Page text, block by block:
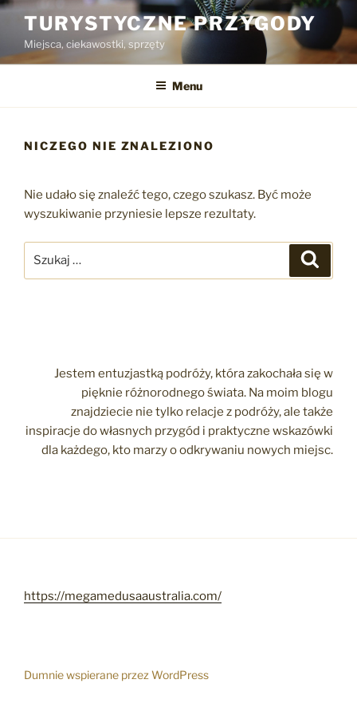
Przejdź
treści
TURYSTYCZNE PRZYGODY
Miejsca, ciekawostki, sprzęty
Menu
NICZEGO NIE ZNALEZIONO
Nie udało się znaleźć tego, czego szukasz. Być może
wyszukiwanie przyniesie lepsze rezultaty.
Jestem entuzjastką podróży, która zakochała się w
pięknie różnorodnego świata. Na moim blogu
znajdziecie nie tylko relacje z podróży, ale także
inspiracje do własnych przygód i praktyczne wskazówki
dla każdego, kto marzy o odkrywaniu nowych miejsc.
https://megamedusaaustralia.com/
Dumnie wspierane przez WordPress